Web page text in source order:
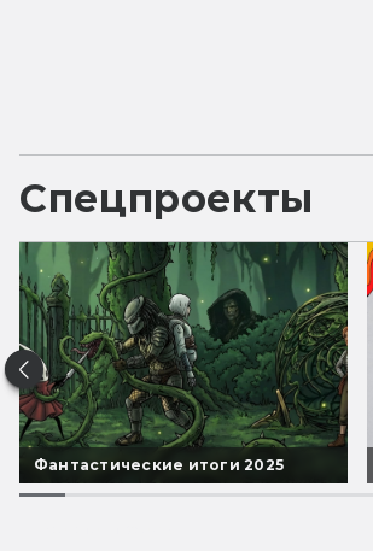
Спецпроекты
Фантастические итоги 2025